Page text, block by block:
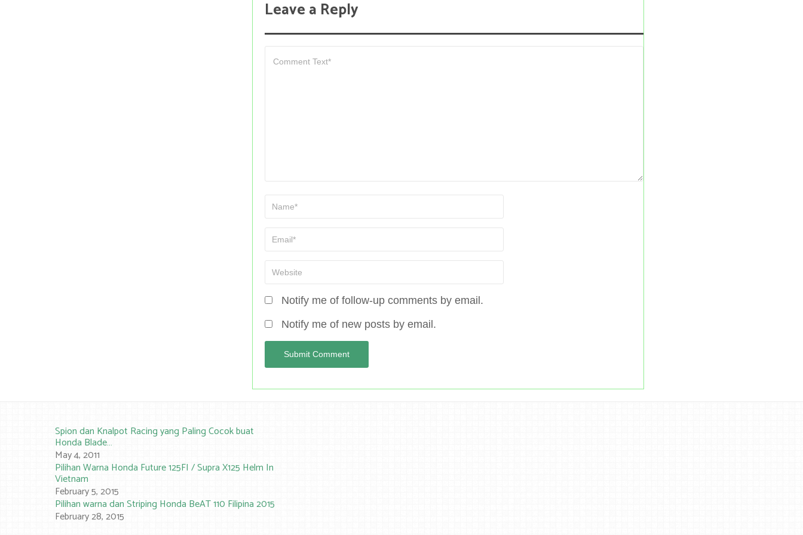
Leave a Reply
Notify me of follow-up comments by email.
Notify me of new posts by email.
Spion dan Knalpot Racing yang Paling Cocok buat
Honda Blade…
May 4, 2011
Pilihan Warna Honda Future 125FI / Supra X125 Helm In
Vietnam
February 5, 2015
Pilihan warna dan Striping Honda BeAT 110 Filipina 2015
February 28, 2015